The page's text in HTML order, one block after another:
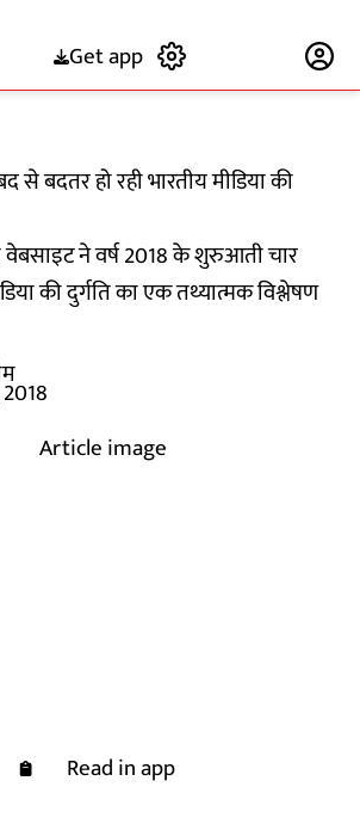
Get app
से बदतर हो रही भारतीय मीडिया की
वेबसाइट ने वर्ष 2018 के शुरुआती चार
की दुर्गति का एक तथ्यात्मक विश्लेषण
Read in app